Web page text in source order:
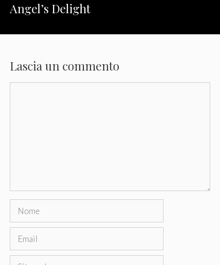
Angel’s Delight
Lascia un commento
Nome
Email
Sito